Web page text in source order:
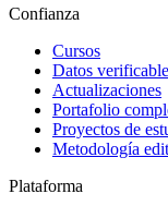
Confianza
Cursos
Datos
Actualizaciones
Portafolio
Proyectos de
Metodología
Plataforma